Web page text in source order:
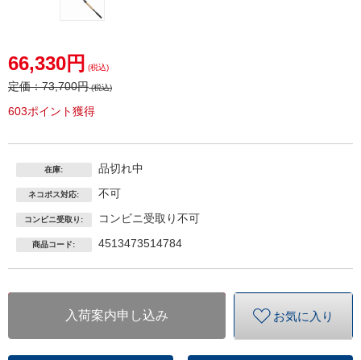
66,330円 (税込)
定価：73,700円(税込)
603ポイント獲得
在庫: 品切れ中
ネコポス対応: 不可
コンビニ受取り: コンビニ受取り不可
商品コード: 4513473514784
入荷案内申し込み お気に入り